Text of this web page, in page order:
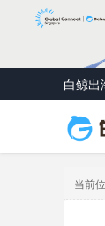
白鲸
当前